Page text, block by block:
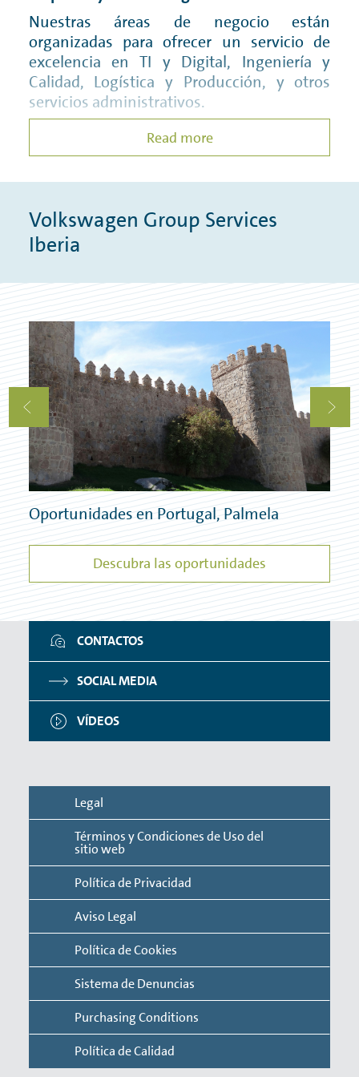
SISTEMA DE DENUNCIAS
PURCHASING CONDITIONS
POLÍTICA DE CALIDAD
Nuestras áreas de negocio están
organizadas para ofrecer un servicio de
excelencia en TI y Digital, Ingeniería y
Calidad, Logística y Producción, y otros
servicios administrativos.
Buscamos personas para unirse a nuestro
equipo: expertos y profesionales con
Read more
Volkswagen Group Services
Iberia
Oportunidades en Portugal, Palmela
Descubra las oportunidades
CONTACTOS
SOCIAL MEDIA
VÍDEOS
Legal
Términos y Condiciones de Uso del
sitio web
Política de Privacidad
Aviso Legal
Política de Cookies
Sistema de Denuncias
Purchasing Conditions
Política de Calidad